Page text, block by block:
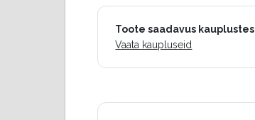
Toote saadavus kauplustes
Vaata kaupluseid